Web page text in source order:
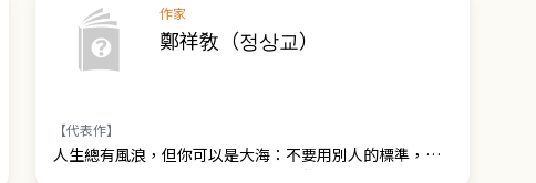
作家
鄭祥敎（정상교）
【代表作】
人生總有風浪，但你可以是大海：不要用別人的標準，擾